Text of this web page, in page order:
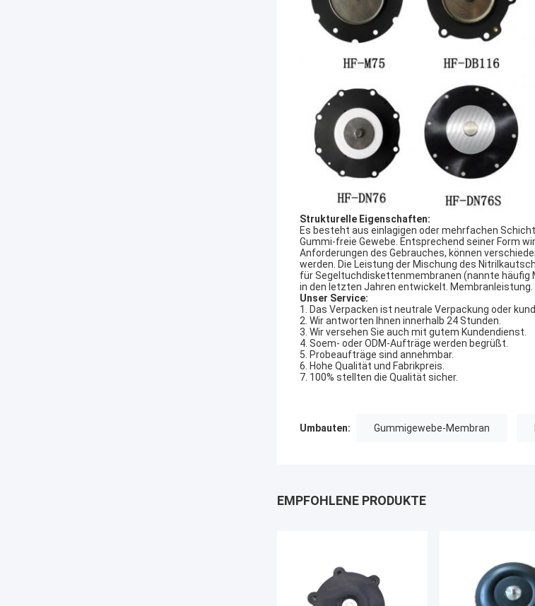
Strukturelle Eigenschaften:
Es besteht aus einlagigen oder mehrfachen
Gummi-freie Gewebe. Entsprechend seiner Form
Anforderungen des Gebrauches, können
werden. Die Leistung der Mischung des
für Segeltuchdiskettenmembranen (nannte häufig
in den letzten Jahren entwickelt. Membranleistung.
Unser Service:
1. Das Verpacken ist neutrale Verpackung oder
2. Wir antworten Ihnen innerhalb 24 Stunden.
3. Wir versehen Sie auch mit gutem Kundendienst.
4. Soem- oder ODM-Aufträge werden begrüßt.
5. Probeaufträge sind annehmbar.
6. Hohe Qualität und Fabrikpreis.
7. 100% stellten die Qualität sicher.
Umbauten: Gummigewebe-Membran
EMPFOHLENE PRODUKTE